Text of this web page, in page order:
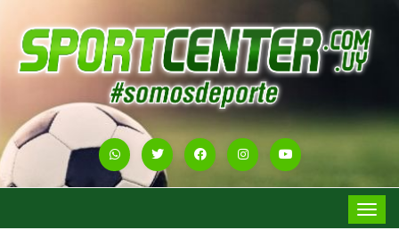
Toggle